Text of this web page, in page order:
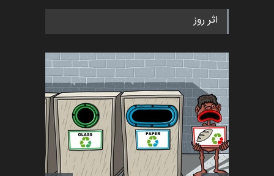
فراخوان رویداد کارگاهی کارتون و
اخبار 6 ماه قبل
تسلیت به همکار | سهراب خیری
اخبار 6 ماه قبل
آغاز دوره‌های تخصصی فصل
اثر روز